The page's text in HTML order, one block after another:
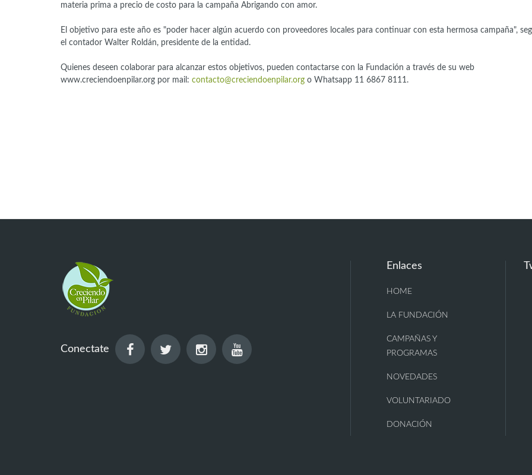
materia prima a precio de costo para la campaña Abrigando con amor.
El objetivo para este año es "poder hacer algún acuerdo con proveedores locales para continuar con esta hermosa campaña",
el contador Walter Roldán, presidente de la entidad.
Quienes deseen colaborar para alcanzar estos objetivos, pueden contactarse con la Fundación a través de su web
www.creciendoenpilar.org por mail: contacto@creciendoenpilar.org o Whatsapp 11 6867 8111.
Conectate
Enlaces
HOME
LA FUNDACIÓN
CAMPAÑAS Y
PROGRAMAS
NOVEDADES
VOLUNTARIADO
DONACIÓN